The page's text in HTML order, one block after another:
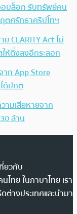
อบล็อก รับทรัพย์คน
ตศรัทธาคริปโทฯ
CLARITY Act ไม่
ห้ดิ่งลงอีกระลอก
าก App Store
ด้ปกติ
ามเสียหายจาก
ล้าน
ยวกับ
ไทย ในภาษาไทย เรา
ต่างประเทศและนำมา